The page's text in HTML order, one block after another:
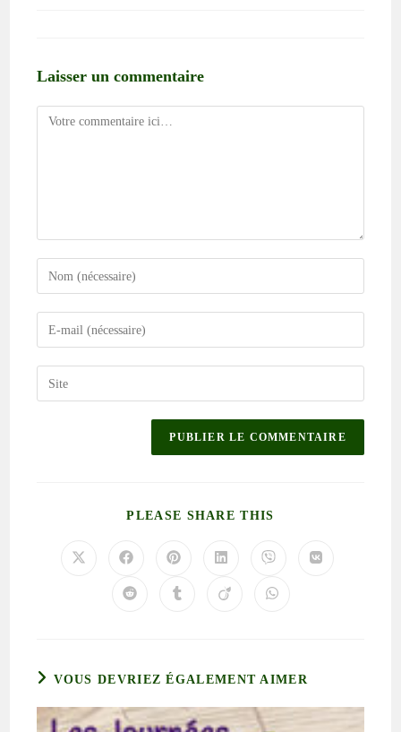
Laisser un commentaire
PLEASE SHARE THIS
VOUS DEVRIEZ ÉGALEMENT AIMER